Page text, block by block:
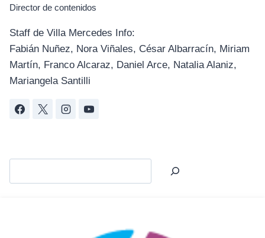
Director de contenidos
Staff de Villa Mercedes Info:
Fabián Nuñez, Nora Viñales, César Albarracín, Miriam
Martín, Franco Alcaraz, Daniel Arce, Natalia Alaniz,
Mariangela Santilli